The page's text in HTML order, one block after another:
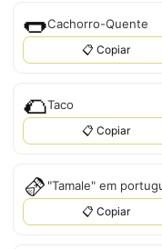
🌭Cachorro-Quente
📋 Copiar
🌮Taco
📋 Copiar
🫔
📋 Copiar